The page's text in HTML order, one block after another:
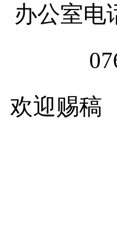
办公室电
欢迎赐稿